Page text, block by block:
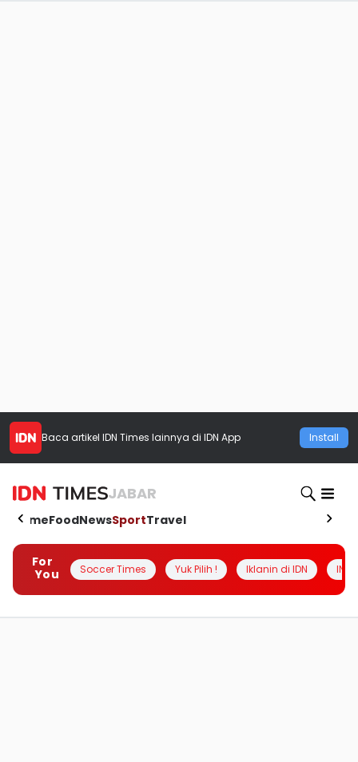
Baca artikel IDN Times lainnya di IDN App Install
JABAR
HomeFoodNewsSportTravel
For
You
Soccer Times Yuk Pilih ! Iklanin di IDN